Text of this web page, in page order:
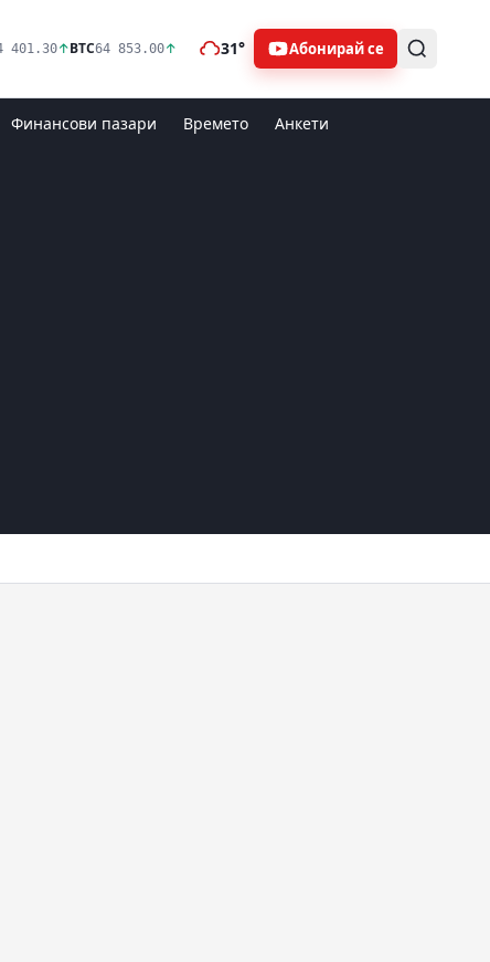
401.30↑BTC64 853.00↑ 31° Абонирай се
Финансови пазари Времето Анкети